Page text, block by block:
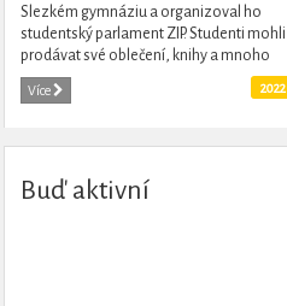
Slezkém gymnáziu a organizoval ho
studentský parlament ZIP. Studenti mohli
prodávat své oblečení, knihy a mnoho
dalšího. Výtěžek z bazárku putoval na
sbírku pro ukrajinské děti.
Více 2022
Buď aktivní